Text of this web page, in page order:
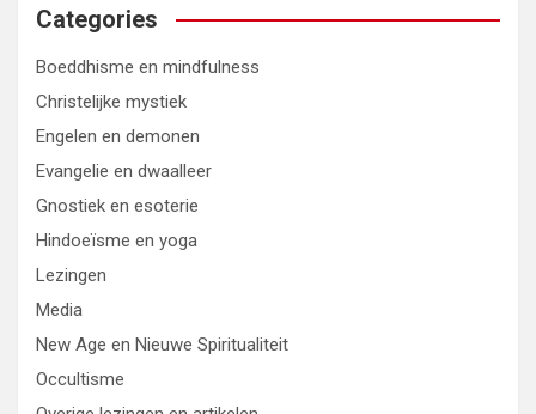
Categories
Boeddhisme en mindfulness
Christelijke mystiek
Engelen en demonen
Evangelie en dwaalleer
Gnostiek en esoterie
Hindoeïsme en yoga
Lezingen
Media
New Age en Nieuwe Spiritualiteit
Occultisme